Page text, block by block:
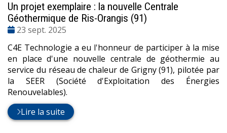
Un projet exemplaire : la nouvelle Centrale
Géothermique de Ris-Orangis (91)
Date
23 sept. 2025
C4E Technologie a eu l'honneur de participer à la mise
en place d'une nouvelle centrale de géothermie au
service du réseau de chaleur de Grigny (91), pilotée par
la SEER (Société d'Exploitation des Énergies
Renouvelables).
Lire la suite